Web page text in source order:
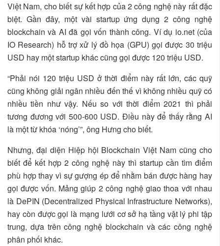
Việt Nam, cho biết sự kết hợp của 2 công nghệ này rất đặc
biệt. Gần đây, một vài startup ứng dụng 2 công nghệ
blockchain và AI đã gọi vốn thành công. Ví dụ io.net (của
IO Research) hỗ trợ xử lý đồ họa (GPU) gọi được 30 triệu
USD hay một startup khác cũng gọi được 120 triệu USD.
“Phải nói 120 triệu USD ở thời điểm này rất lớn, các quỹ
cũng không giải ngân nhiều đến thế vì không nhiều quỹ có
nhiều tiền như vậy. Nếu so với thời điểm 2021 thì phải
tương đương với 500-600 USD. Điều này để thấy rằng AI
là một từ khóa ‘nóng’”, ông Hưng cho biết.
Nhưng, đại diện Hiệp hội Blockchain Việt Nam cũng cho
biết để kết hợp 2 công nghệ này thì startup cần tìm điểm
phù hợp thay vì sự gượng ép để nhằm bán được hàng hay
gọi được vốn. Mảng giúp 2 công nghệ giao thoa với nhau
là DePIN (Decentralized Physical Infrastructure Networks),
hay còn được gọi là mạng lưới cơ sở hạ tầng vật lý phi tập
trung, dựa trên công nghệ blockchain và các công nghệ
phân phối khác.